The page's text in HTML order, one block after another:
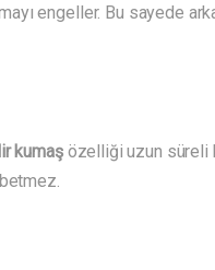
engeller. Bu sayede
kumaşözelliği uzun süreli